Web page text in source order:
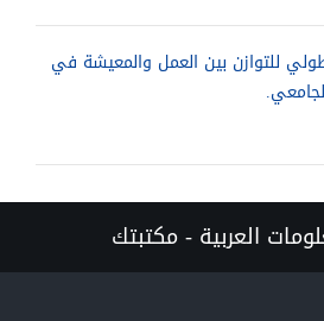
للتوازن بين العمل والمعيشة في
العربية - مكتبتك